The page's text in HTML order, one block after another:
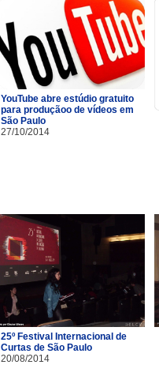
YouTube abre estúdio gratuito
para produçãoo de vídeos em
São Paulo
27/10/2014
25º Festival Internacional de
Curtas de São Paulo
20/08/2014